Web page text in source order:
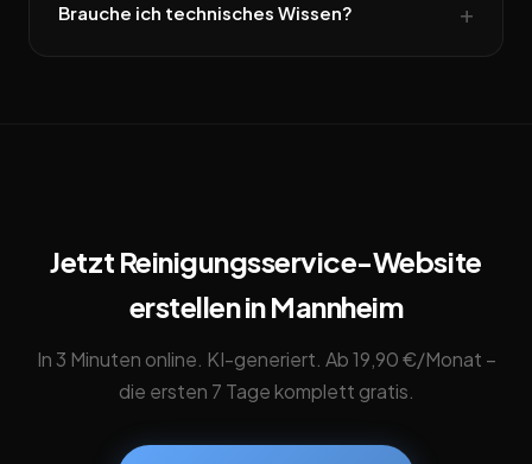
Brauche ich technisches Wissen?
Jetzt Reinigungsservice-Website
erstellen in Mannheim
In 3 Minuten online. KI-generiert. Ab 19,90 €/Monat –
die ersten 7 Tage komplett gratis.